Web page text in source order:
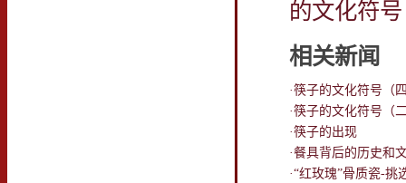
的文化符
相关新闻
·筷子的文化符号（
·筷子的文化符号（
·筷子的出现
·餐具背后的历史和
·“红玫瑰”骨质瓷-挑